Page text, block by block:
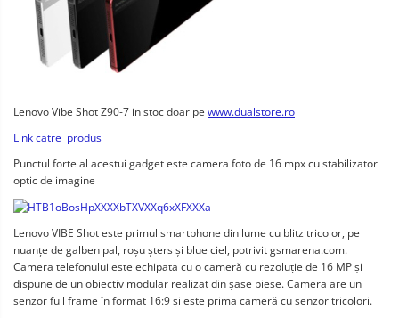
Lenovo Vibe Shot Z90-7 in stoc doar pe www.dualstore.ro
Link catre produs
Punctul forte al acestui gadget este camera foto de 16 mpx cu stabilizator
optic de imagine
Lenovo VIBE Shot este primul smartphone din lume cu blitz tricolor, pe
nuanțe de galben pal, roșu șters și blue ciel, potrivit gsmarena.com.
Camera telefonului este echipata cu o cameră cu rezoluție de 16 MP și
dispune de un obiectiv modular realizat din șase piese. Camera are un
senzor full frame în format 16:9 și este prima cameră cu senzor tricolori.